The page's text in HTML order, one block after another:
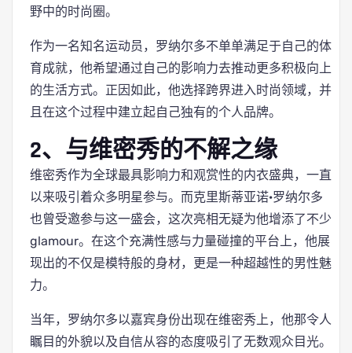
野中的时尚圈。
作为一名知名运动员，罗纳尔多不单单满足于自己的体
育成就，他希望通过自己的影响力去推动更多积极向上
的生活方式。正因如此，他选择跨界进入时尚领域，并
且在这个过程中建立起自己独有的个人品牌。
2、与维密秀的不解之缘
维密秀作为全球最具影响力和观赏性的内衣盛典，一直
以来吸引着众多明星参与。而克里斯蒂亚诺·罗纳尔多
也曾受邀参与这一盛会，这次亮相无疑为他增添了不少
glamour。在这个充满性感与力量碰撞的平台上，他展
现出的不仅是模特般的身材，更是一种超越性的男性魅
力。
当年，罗纳尔多以嘉宾身份出现在维密秀上，他那令人
瞩目的外貌以及自信从容的态度吸引了无数观众目光。